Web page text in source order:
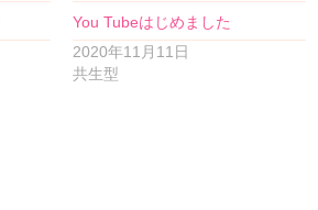
You Tubeはじめました
2020年11月11日
共生型